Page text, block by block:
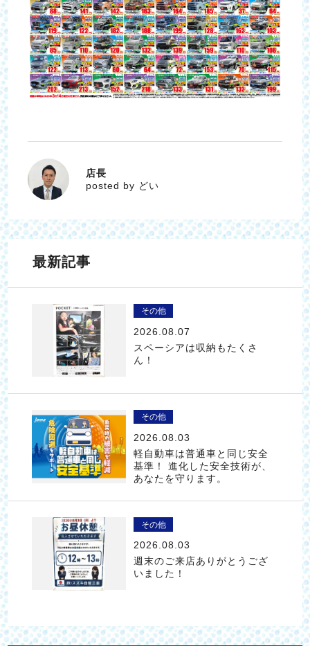
どい
店長
posted by どい
最新記事
その他
2026.08.07
スペーシアは収納もたくさ
ん！
その他
2026.08.03
軽自動車は普通車と同じ安全
基準！ 進化した安全技術が、
あなたを守ります。
その他
2026.08.03
週末のご来店ありがとうござ
いました！